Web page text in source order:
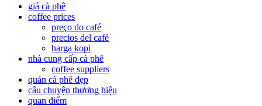
giá cà phê
coffee prices
preço do café
precios del café
harga kopi
nhà cung cấp cà phê
coffee suppliers
quán cà phê đẹp
câu chuyện thương hiệu
quan điểm